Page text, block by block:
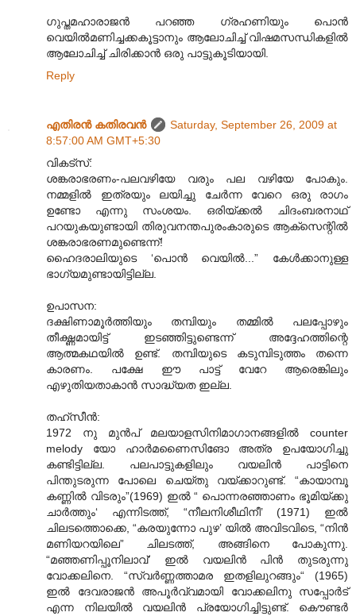
ഗുപ്തമഹാരാജൻ പറഞ്ഞ ഗ്രഹണിയും പൊൻ
വെയിൽമണിച്ചക്കകൂട്ടാനും ആലോചിച്ച് വിഷമസന്ധികളിൽ
ആലോചിച്ച് ചിരിക്കാൻ ഒരു പാട്ടുകൂടിയായി.
Reply
എതിരന്‍ കതിരവന്‍
Saturday, September 26, 2009 at
8:57:00 AM GMT+5:30
വികട്സ്:
ശങ്കരാഭരണം-പലവഴിയേ വരും പല വഴിയേ പോകും.
നമ്മളിൽ ഇത്രയും ലയിച്ചു ചേർന്ന വേറെ ഒരു രാഗം
ഉണ്ടോ എന്നു സംശയം. ഒരിയ്ക്കൽ ചിദംബരനാഥ്
പറയുകയുണ്ടായി തിരുവനന്തപുരംകാരുടെ ആക്സെന്റിൽ
ശങ്കരാഭരണമുണ്ടെന്ന്!
ഹൈദരാലിയുടെ ‘പൊൻ വെയിൽ...” കേൾക്കാനുള്ള
ഭാഗ്യമുണ്ടായിട്ടില്ല.
ഉപാസന:
ദക്ഷിണാമൂർത്തിയും തമ്പിയും തമ്മിൽ പലപ്പോഴും
തീക്ഷ്ണമായിട്ട് ഇടഞ്ഞിട്ടുണ്ടെന്ന് അദ്ദേഹത്തിന്റെ
ആത്മകഥയിൽ ഉണ്ട്. തമ്പിയുടെ കടുമ്പിടുത്തം തന്നെ
കാരണം. പക്ഷേ ഈ പാട്ട് വേറേ ആരെങ്കിലും
എഴുതിയതാകാൻ സാദ്ധ്യത ഇല്ല.
തഹ്സീൻ:
1972 നു മുൻപ് മലയാളസിനിമാഗാനങ്ങളിൽ counter
melody യോ ഹാർമണൈസിങോ അത്ര ഉപയോഗിച്ചു
കണ്ടിട്ടില്ല. പലപാട്ടുകളിലും വയലിൻ പാട്ടിനെ
പിന്തുടരുന്ന പോലെ ചെയ്തു വയ്ക്കാറുണ്ട്. “കായാമ്പൂ
കണ്ണിൽ വിടരും”(1969) ഇൽ “ പൊന്നരഞ്ഞാണം ഭൂമിയ്ക്കു
ചാർത്തും‘ എന്നിടത്ത്, “നീലനിശീഥിനീ’ (1971) ഇൽ
ചിലടത്തൊക്കെ, “കരയുന്നോ പുഴ’ യിൽ അവിടവിടെ, “നിൻ
മണിയറയിലെ” ചിലടത്ത്, അങ്ങിനെ പോകുന്നു.
“മഞ്ഞണിപ്പൂനിലാവ്’ ഇൽ വയലിൻ പിൻ തുടരുന്നു
വോക്കലിനെ. “സ്വർണ്ണത്താമര ഇതളിലുറങ്ങും“ (1965)
ഇൽ ദേവരാജൻ അപൂർവ്വമായി വോക്കലിനു സപ്പോർട്
എന്ന നിലയിൽ വയലിൻ പ്രയോഗിച്ചിട്ടുണ്ട്. കൌണ്ടർ